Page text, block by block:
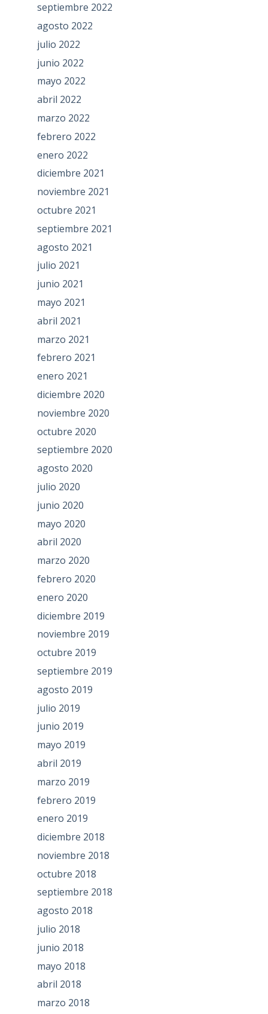
septiembre 2022
agosto 2022
julio 2022
junio 2022
mayo 2022
abril 2022
marzo 2022
febrero 2022
enero 2022
diciembre 2021
noviembre 2021
octubre 2021
septiembre 2021
agosto 2021
julio 2021
junio 2021
mayo 2021
abril 2021
marzo 2021
febrero 2021
enero 2021
diciembre 2020
noviembre 2020
octubre 2020
septiembre 2020
agosto 2020
julio 2020
junio 2020
mayo 2020
abril 2020
marzo 2020
febrero 2020
enero 2020
diciembre 2019
noviembre 2019
octubre 2019
septiembre 2019
agosto 2019
julio 2019
junio 2019
mayo 2019
abril 2019
marzo 2019
febrero 2019
enero 2019
diciembre 2018
noviembre 2018
octubre 2018
septiembre 2018
agosto 2018
julio 2018
junio 2018
mayo 2018
abril 2018
marzo 2018